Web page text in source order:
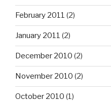
February 2011 (2)
January 2011 (2)
December 2010 (2)
November 2010 (2)
October 2010 (1)